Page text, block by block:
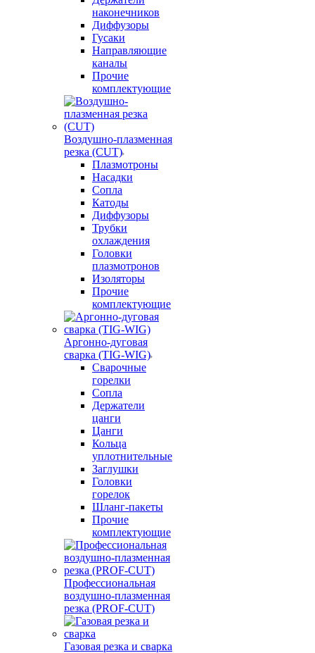
наконечников
Диффузоры
Гусаки
Направляющие
каналы
Прочие
комплектующие
Воздушно-плазменная
резка (CUT)
Плазмотроны
Насадки
Сопла
Катоды
Диффузоры
Трубки
охлаждения
Головки
плазмотронов
Изоляторы
Прочие
комплектующие
Аргонно-дуговая
сварка (TIG-WIG)
Сварочные
горелки
Сопла
Держатели
цанги
Цанги
Кольца
уплотнительные
Заглушки
Головки
горелок
Шланг-пакеты
Прочие
комплектующие
Профессиональная
воздушно-плазменная
резка (PROF-CUT)
Газовая резка и сварка